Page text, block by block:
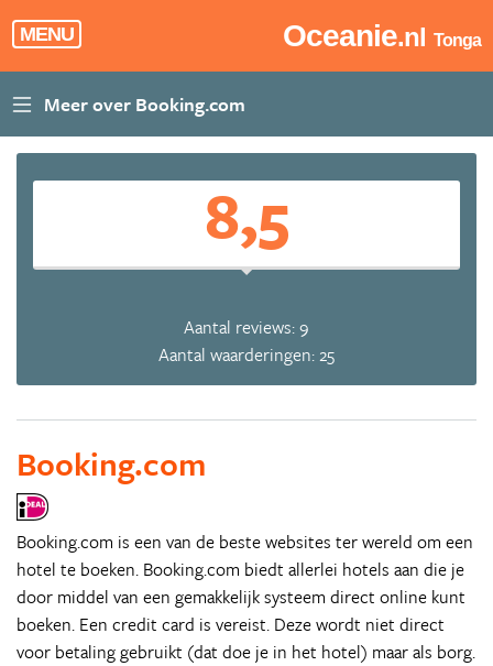
MENU Oceanie.nl Tonga
8,5
Aantal reviews: 9
Aantal waarderingen: 25
Booking.com
Booking.com is een van de beste websites ter wereld om een
hotel te boeken. Booking.com biedt allerlei hotels aan die je
door middel van een gemakkelijk systeem direct online kunt
boeken. Een credit card is vereist. Deze wordt niet direct
voor betaling gebruikt (dat doe je in het hotel) maar als borg.